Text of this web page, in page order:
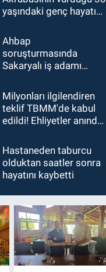
yaşındaki genç hayatını
Ahbap
soruşturmasında
Sakaryalı iş adamı
Milyonları ilgilendiren
teklif TBMM'de kabul
edildi! Ehliyetler anında
Hastaneden taburcu
olduktan saatler sonra
hayatını kaybetti